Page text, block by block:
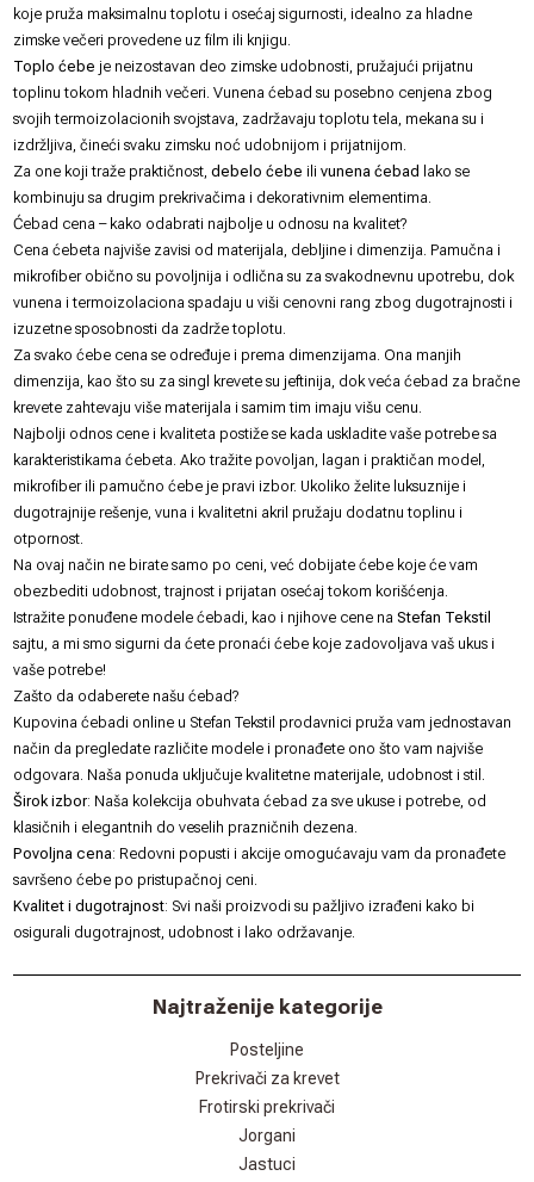
koje pruža maksimalnu toplotu i osećaj sigurnosti, idealno za hladne
zimske večeri provedene uz film ili knjigu.
Toplo ćebe je neizostavan deo zimske udobnosti, pružajući prijatnu
toplinu tokom hladnih večeri. Vunena ćebad su posebno cenjena zbog
svojih termoizolacionih svojstava, zadržavaju toplotu tela, mekana su i
izdržljiva, čineći svaku zimsku noć udobnijom i prijatnijom.
Za one koji traže praktičnost,debelo ćebe ilivunena ćebad lako se
kombinuju sa drugim prekrivačima i dekorativnim elementima.
Ćebad cena – kako odabrati najbolje u odnosu na kvalitet?
Cena ćebeta najviše zavisi od materijala, debljine i dimenzija. Pamučna i
mikrofiber obično su povoljnija i odlična su za svakodnevnu upotrebu, dok
vunena i termoizolaciona spadaju u viši cenovni rang zbog dugotrajnosti i
izuzetne sposobnosti da zadrže toplotu.
Za svako ćebe cena se određuje i prema dimenzijama. Ona manjih
dimenzija, kao što su za singl krevete su jeftinija, dok veća ćebad za bračne
krevete zahtevaju više materijala i samim tim imaju višu cenu.
Najbolji odnos cene i kvaliteta postiže se kada uskladite vaše potrebe sa
karakteristikama ćebeta. Ako tražite povoljan, lagan i praktičan model,
mikrofiber ili pamučno ćebe je pravi izbor. Ukoliko želite luksuznije i
dugotrajnije rešenje, vuna i kvalitetni akril pružaju dodatnu toplinu i
otpornost.
Na ovaj način ne birate samo po ceni, već dobijate ćebe koje će vam
obezbediti udobnost, trajnost i prijatan osećaj tokom korišćenja.
Istražite ponuđene modele ćebadi, kao i njihove cene na Stefan Tekstil
sajtu, a mi smo sigurni da ćete pronaći ćebe koje zadovoljava vaš ukus i
vaše potrebe!
Zašto da odaberete našu ćebad?
Kupovina ćebadi online u Stefan Tekstil prodavnici pruža vam jednostavan
način da pregledate različite modele i pronađete ono što vam najviše
odgovara. Naša ponuda uključuje kvalitetne materijale, udobnost i stil.
Širok izbor: Naša kolekcija obuhvata ćebad za sve ukuse i potrebe, od
klasičnih i elegantnih do veselih prazničnih dezena.
Povoljna cena: Redovni popusti i akcije omogućavaju vam da pronađete
savršeno ćebe po pristupačnoj ceni.
Kvalitet i dugotrajnost: Svi naši proizvodi su pažljivo izrađeni kako bi
osigurali dugotrajnost, udobnost i lako održavanje.
Najtraženije kategorije
Posteljine
Prekrivači za krevet
Frotirski prekrivači
Jorgani
Jastuci